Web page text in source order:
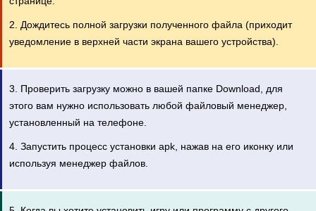
2. Дождитесь полной загрузки полученного файла (приходит
уведомление в верхней части экрана вашего устройства).
3. Проверить загрузку можно в вашей папке Download, для
этого вам нужно использовать любой файловый менеджер,
установленный на телефоне.
4. Запустить процесс установки apk, нажав на его иконку или
используя менеджер файлов.